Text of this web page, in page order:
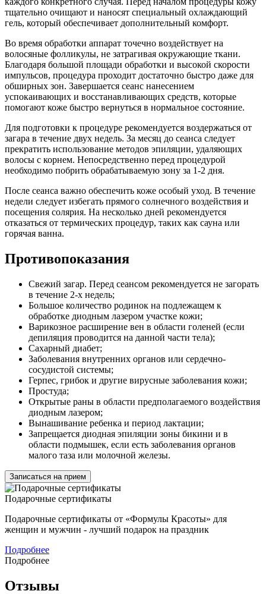
тщательно очищают и наносят специальный охлаждающий
гель, который обеспечивает дополнительный комфорт.
Во время обработки аппарат точечно воздействует на
волосяные фолликулы, не затрагивая окружающие ткани.
Благодаря большой площади обработки и высокой скорости
импульсов, процедура проходит достаточно быстро даже для
обширных зон. Завершается сеанс нанесением
успокаивающих и восстанавливающих средств, которые
помогают коже быстро вернуться в нормальное состояние.
Для подготовки к процедуре рекомендуется воздержаться от
загара в течение двух недель. За месяц до сеанса следует
прекратить использование методов эпиляции, удаляющих
волосы с корнем. Непосредственно перед процедурой
необходимо побрить обрабатываемую зону за 1-2 дня.
После сеанса важно обеспечить коже особый уход. В течение
недели следует избегать прямого солнечного воздействия и
посещения солярия. На несколько дней рекомендуется
отказаться от термических процедур, таких как сауна или
горячая ванна.
Противопоказания
Свежий загар. Перед сеансом рекомендуется не загорать
в течение 2-х недель;
Большое количество родинок на подлежащем к
обработке диодным лазером участке кожи;
Варикозное расширение вен в области голеней (если
депиляция проводится на данной части тела);
Сахарный диабет;
Заболевания внутренних органов или сердечно-
сосудистой системы;
Герпес, грибок и другие вирусные заболевания кожи;
Простуда;
Открытые раны в области предполагаемого воздействия
диодным лазером;
Вынашивание ребенка и период лактации;
Запрещается диодная эпиляции зоны бикини и в
области подмышек, если есть заболевания органов
малого таза или молочной железы.
Записаться на прием
Подарочные сертификаты
Подарочные сертификаты от «Формулы Красоты» для
женщин и мужчин - лучший подарок на праздник
Подробнее
Подробнее
Отзывы